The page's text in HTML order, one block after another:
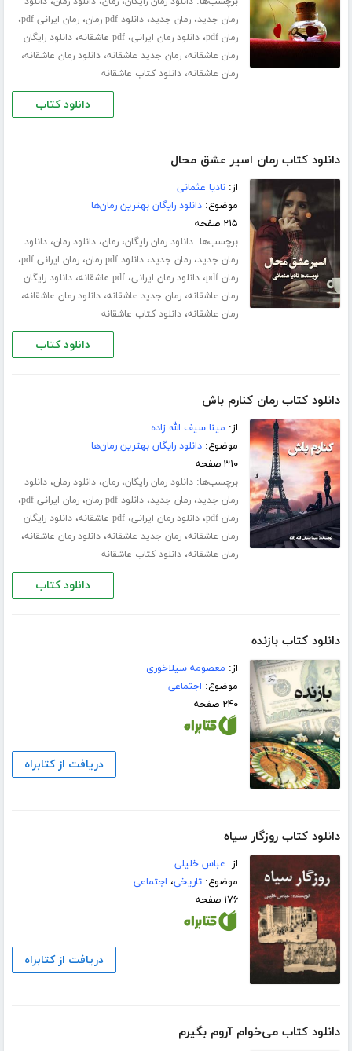
رمان جدید،رمان جدید،دانلود pdf رمان ،رمان ایرانی pdf ،
رمان pdf ،دانلود رمان ایرانی،pdf عاشقانه ،دانلود رایگان
رمان عاشقانه،رمان جدید عاشقانه،دانلود رمان عاشقانه،
رمان عاشقانه،دانلود کتاب عاشقانه
دانلود کتاب
دانلود کتاب رمان اسیر عشق محال
از:نادیا عثمانی
موضوع:دانلود رایگان بهترین رمان‌ها
۲۱۵ صفحه
برچسب‌ها:دانلود رمان رایگان،رمان،دانلود رمان،دانلود
رمان جدید،رمان جدید،دانلود pdf رمان ،رمان ایرانی pdf ،
رمان pdf ،دانلود رمان ایرانی،pdf عاشقانه ،دانلود رایگان
رمان عاشقانه،رمان جدید عاشقانه،دانلود رمان عاشقانه،
رمان عاشقانه،دانلود کتاب عاشقانه
دانلود کتاب
دانلود کتاب رمان کنارم باش
از: مینا سیف الله زاده
موضوع:دانلود رایگان بهترین رمان‌ها
۳۱۰ صفحه
برچسب‌ها:دانلود رمان رایگان،رمان،دانلود رمان،دانلود
رمان جدید،رمان جدید،دانلود pdf رمان ،رمان ایرانی pdf ،
رمان pdf ،دانلود رمان ایرانی،pdf عاشقانه ،دانلود رایگان
رمان عاشقانه،رمان جدید عاشقانه،دانلود رمان عاشقانه،
رمان عاشقانه،دانلود کتاب عاشقانه
دانلود کتاب
دانلود کتاب بازنده
از: معصومه سیلاخوری
موضوع: اجتماعی
۲۴۰ صفحه
دریافت از کتابراه
دانلود کتاب روزگار سیاه
از: عباس خلیلی
موضوع:تاریخی، اجتماعی
۱۷۶ صفحه
دریافت از کتابراه
دانلود کتاب می‌خوام آروم بگیرم